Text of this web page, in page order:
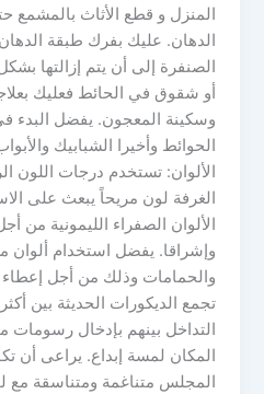
المنزل و قطع الأثاث بالمشمع
الدهان. عليك بفرك طبقة
الصنفرة إلى أن يتم إزالتها
أو شقوق في الحائط فعليك
وسكينة المعجون. يفضل البدء
الحوائط وأخيرا الشبابيك
الألوان: تستخدم درجات اللون
الغرفة لون مريحاً يبعث على
الألوان الصفراء الليمونية من
وإشراقا. يفضل استخدام ألوان
والحمامات وذلك من أجل إعطاء
تجمع الديكورات الحديثة بين
التداخل بينهم بإدخال رسومات
المكان لمسة إبداع. يراعى أن
المجلس متناغمة ومتناسقة مع